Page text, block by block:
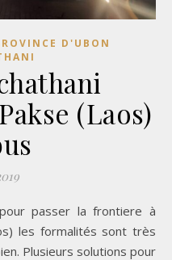
D'UBON
(Laos)
les formalités sont très
Plusieurs solutions pour